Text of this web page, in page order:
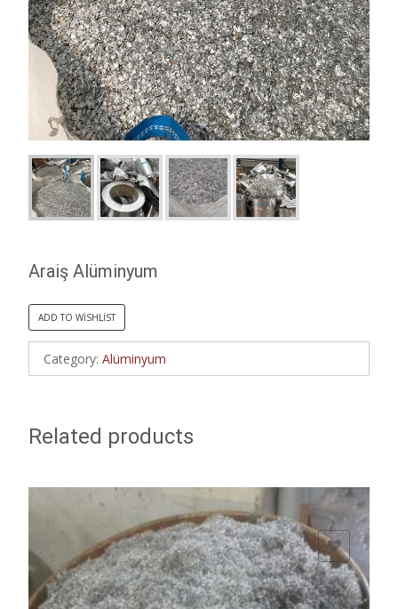
Araiş Alüminyum
ADD TO WISHLIST
Category: Alüminyum
Related products
ADD TO WISHLIST